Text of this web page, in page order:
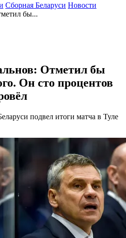
Сборная Беларуси Новости
бы...
Отметил бы
Он сто процентов
подвел итоги матча в Туле